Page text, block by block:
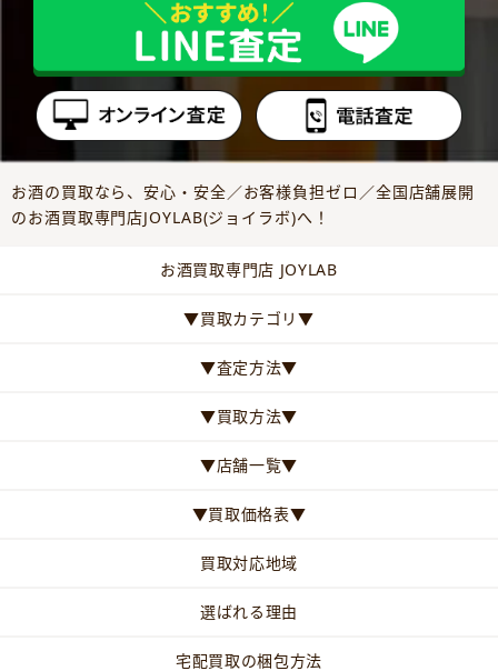
お酒の買取なら、安心・安全／お客様負担ゼロ／全国店舗展開
のお酒買取専門店JOYLAB(ジョイラボ)へ！
お酒買取専門店 JOYLAB
▼買取カテゴリ▼
▼査定方法▼
▼買取方法▼
▼店舗一覧▼
▼買取価格表▼
買取対応地域
選ばれる理由
宅配買取の梱包方法